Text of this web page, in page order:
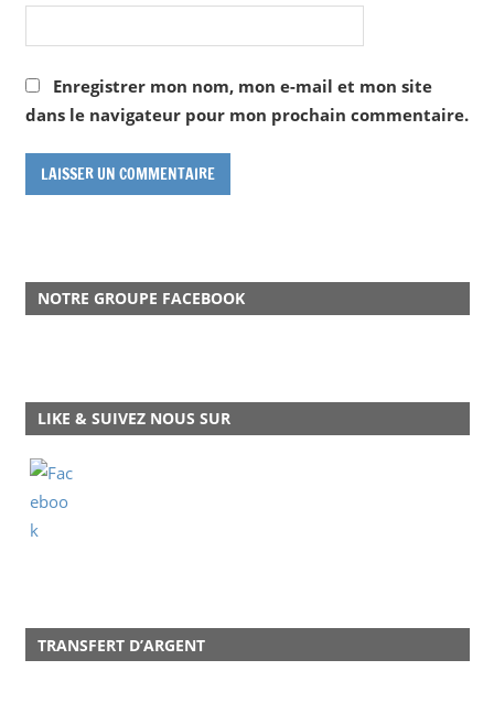
Enregistrer mon nom, mon e-mail et mon site
dans le navigateur pour mon prochain commentaire.
NOTRE GROUPE FACEBOOK
LIKE & SUIVEZ NOUS SUR
TRANSFERT D’ARGENT